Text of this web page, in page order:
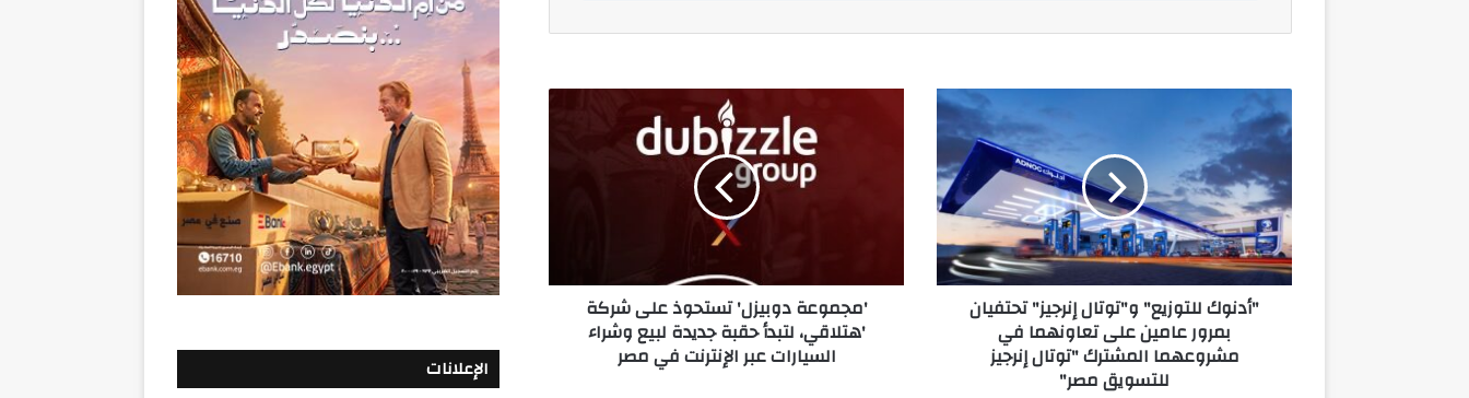
"أدنوك
للتوزيع"
و"توتال
إنرجيز"
تحتفيان
بمرور
عامين
على
تعاونهما
"أدنوك للتوزيع" و"توتال إنرجيز" تحتفيان
بمرور عامين على تعاونهما في
مشروعهما المشترك "توتال إنرجيز
للتسويق مصر"
جديدة
'مجموعة دوبيزل' تستحوذ على شركة
'هتلاقي، لتبدأ حقبة جديدة لبيع وشراء
السيارات عبر الإنترنت في مصر الإعلانات